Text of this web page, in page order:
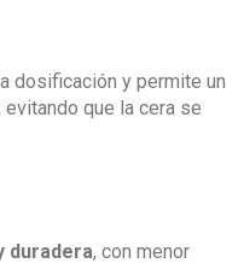
dosificación y permite un
evitando que la cera se
duradera, con menor